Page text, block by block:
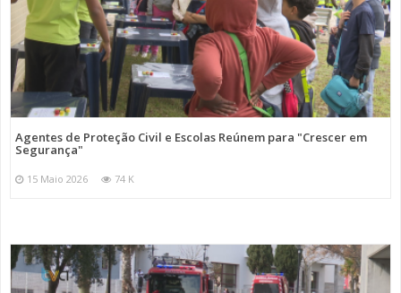
Agentes de Proteção Civil e Escolas Reúnem para "Crescer em
Segurança"
15 Maio 2026 74 K